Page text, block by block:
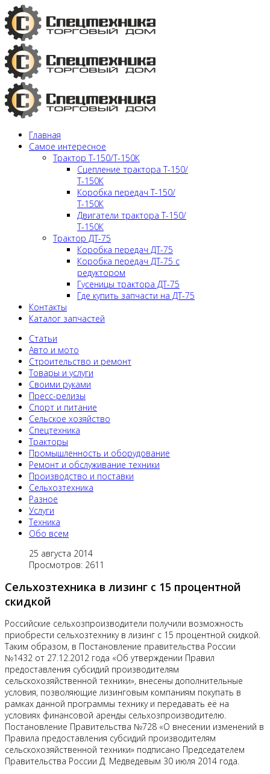
Главная
Самое интересное
Трактор Т-150/Т-150К
Сцепление трактора Т-150/
Т-150К
Коробка передач Т-150/
Т-150К
Двигатели трактора Т-150/
Т-150К
Трактор ДТ-75
Коробка передач ДТ-75
Коробка передач ДТ-75 с
редуктором
Гусеницы трактора ДТ-75
Где купить запчасти на ДТ-75
Контакты
Каталог запчастей
Статьи
Авто и мото
Строительство и ремонт
Товары и услуги
Своими руками
Пресс-релизы
Спорт и питание
Сельское хозяйство
Спецтехника
Тракторы
Промышленность и оборудование
Ремонт и обслуживание техники
Производство и поставки
Сельхозтехника
Разное
Услуги
Техника
Обо всем
25 августа 2014
Просмотров: 2611
Сельхозтехника в лизинг с 15 процентной
скидкой
Российские сельхозпроизводители получили возможность
приобрести сельхозтехнику в лизинг с 15 процентной скидкой.
Таким образом, в Постановление правительства России
№1432 от 27.12.2012 года «Об утверждении Правил
предоставления субсидий производителям
сельскохозяйственной техники», внесены дополнительные
условия, позволяющие лизинговым компаниям покупать в
рамках данной программы технику и передавать её на
условиях финансовой аренды сельхозпроизводителю.
Постановление Правительства №728 «О внесении изменений в
Правила предоставления субсидий производителям
сельскохозяйственной техники» подписано Председателем
Правительства России Д. Медведевым 30 июля 2014 года.